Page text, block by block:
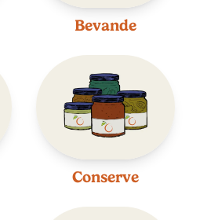
Bevande
Conserve